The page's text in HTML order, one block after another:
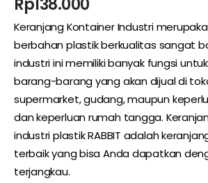
Keranjang Kontainer Industri
berbahan plastik berkualitas sangat
industri ini memiliki banyak fungsi
barang-barang yang akan dijual di
supermarket, gudang, maupun
dan keperluan rumah tangga.
industri plastik RABBIT adalah
terbaik yang bisa Anda dapatkan
terjangkau.